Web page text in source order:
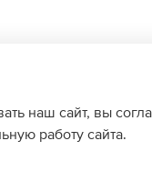
наш сайт, вы
работу сайта.